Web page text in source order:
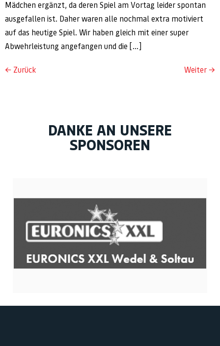
Mädchen ergänzt, da deren Spiel am Vortag leider spontan
ausgefallen ist. Daher waren alle nochmal extra motiviert
auf das heutige Spiel. Wir haben gleich mit einer super
Abwehrleistung angefangen und die […]
← Zurück Weiter →
DANKE AN UNSERE
SPONSOREN